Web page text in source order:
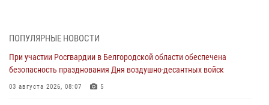
Подвиги героев‑росгвардейцев увековечили в новой музейной
экспозиции белгородского музея‑диорамы «Курская битва.
ПОПУЛЯРНЫЕ НОВОСТИ
При участии Росгвардии в Белгородской области обеспечена
безопасность празднования Дня воздушно-десантных войск
03 августа 2026, 08:07 5